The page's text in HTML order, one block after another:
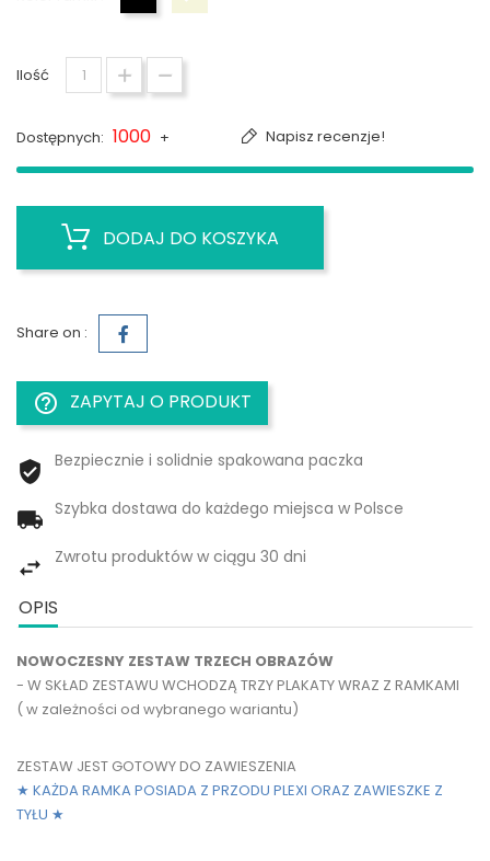
Ilość
Napisz recenzje!
Dostępnych: 1000 +
DODAJ DO KOSZYKA
Share on :
help_outline ZAPYTAJ O PRODUKT
Bezpiecznie i solidnie spakowana paczka
Szybka dostawa do każdego miejsca w Polsce
Zwrotu produktów w ciągu 30 dni
OPIS
NOWOCZESNY ZESTAW TRZECH OBRAZÓW
- W SKŁAD ZESTAWU WCHODZĄ TRZY PLAKATY WRAZ Z RAMKAMI
( w zależności od wybranego wariantu)
ZESTAW JEST GOTOWY DO ZAWIESZENIA
★ KAŻDA RAMKA POSIADA Z PRZODU PLEXI ORAZ ZAWIESZKE Z
TYŁU ★